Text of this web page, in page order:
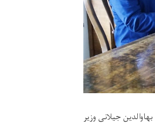
افغانستان، به روز ( سه شنبه ۲۳ جدی) غلام بهاوالدین جیلانی وزیر